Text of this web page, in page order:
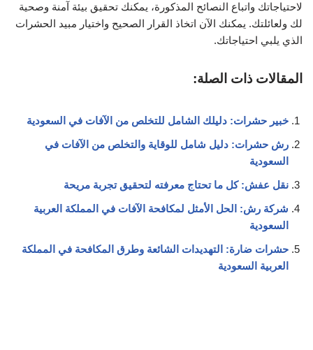
لاحتياجاتك واتباع النصائح المذكورة، يمكنك تحقيق بيئة آمنة وصحية
لك ولعائلتك. يمكنك الآن اتخاذ القرار الصحيح واختيار مبيد الحشرات
الذي يلبي احتياجاتك.
المقالات ذات الصلة:
خبير حشرات: دليلك الشامل للتخلص من الآفات في السعودية
رش حشرات: دليل شامل للوقاية والتخلص من الآفات في
السعودية
نقل عفش: كل ما تحتاج معرفته لتحقيق تجربة مريحة
شركة رش: الحل الأمثل لمكافحة الآفات في المملكة العربية
السعودية
حشرات ضارة: التهديدات الشائعة وطرق المكافحة في المملكة
العربية السعودية